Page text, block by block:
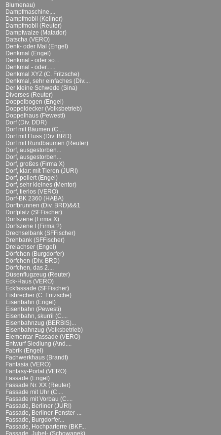
Blumenau)
Dampfmaschine,...
Dampfmobil (Kellner)
Dampfmobil (Reuter)
Dampfwalze (Matador)
Datscha (VERO)
Denk- oder Mal (Engel)
Denkmal (Engel)
Denkmal - oder so...
Denkmal - oder......
Denkmal XYZ (C. Fritzsche)
Denkmal, sehr einfaches (Div....
Der kleine Schwede (Sina)
Diverses (Reuter)
Doppelbogen (Engel)
Doppeldecker (Volksbetrieb)
Doppelhaus (Pewesti)
Dorf (Div. DDR)
Dorf mit Bäumen (C....
Dorf mit Fluss (Div. BRD)
Dorf mit Rundbäumen (Reuter)
Dorf, ausgestorben...
Dorf, ausgestorben...
Dorf, großes (Firma X)
Dorf, klar: mit Tieren (JURI)
Dorf, poliert (Engel)
Dorf, sehr kleines (Mentor)
Dorf, tierlos (VERO)
Dorf-BK 2360 (HABA)
Dorfbrunnen (Div. BRD)&&1
Dorfplatz (SFFischer)
Dorfszene (Firma X)
Dorfszene I (Firma ?)
Drechselbank (SFFischer)
Drehbank (SFFischer)
Dreiachser (Engel)
Dörfchen (Burgdorfer)
Dörfchen (Div. BRD)
Dörfchen, das 2....
Düsenflugzeug (Reuter)
Eck-Haus (VERO)
Eckfassade (SFFischer)
Eisbrecher (C. Fritzsche)
Eisenbahn (Engel)
Eisenbahn (Pewesti)
Eisenbahn, skurril (C....
Eisenbahnzug (BERBIS)...
Eisenbahnzug (Volksbetrieb)
Elementar-Fassade (VERO)
Entwurf Siedlung (And....
Fabrik (Engel)
Fachwerkhaus (Brandt)
Fantasia (VERO)
Fantasy-Portal (VERO)
Fassade (Engel)
Fassade Nr. XX (Reuter)
Fassade mit Uhr (C....
Fassade mit Vorbau (C....
Fassade, Berliner (JURI)
Fassade, Berliner-Fenster-...
Fassade, Burgdorfer...
Fassade, Hochparterre (BKF...
Fassade, Jubel- (Schowanek)